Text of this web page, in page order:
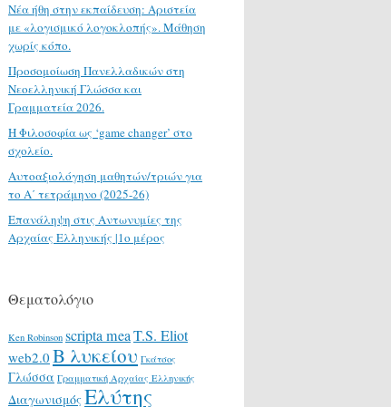
Νέα ήθη στην εκπαίδευση: Αριστεία
με «λογισμικό λογοκλοπής». Μάθηση
χωρίς κόπο.
Προσομοίωση Πανελλαδικών στη
Νεοελληνική Γλώσσα και
Γραμματεία 2026.
H Φιλοσοφία ως ‘game changer’ στο
σχολείο.
Αυτοαξιολόγηση μαθητών/τριών για
το Α΄ τετράμηνο (2025-26)
Επανάληψη στις Αντωνυμίες της
Αρχαίας Ελληνικής |1ο μέρος
Θεματολόγιο
Ken Robinson scripta meaT.S. Eliot
web2.0 Β λυκείου Γκάτσος
Γλώσσα Γραμματική Αρχαίας Ελληνικής
ΔιαγωνισμόςΕλύτης